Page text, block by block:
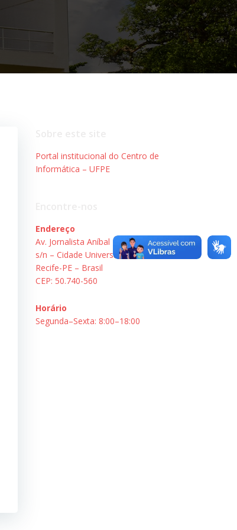
Portal institucional do Centro de
Informática – UFPE
Endereço
Av. Jornalista Aníbal Fernandes,
s/n – Cidade Universitária.
Recife-PE – Brasil
CEP: 50.740-560
Horário
Segunda–Sexta: 8:00–18:00